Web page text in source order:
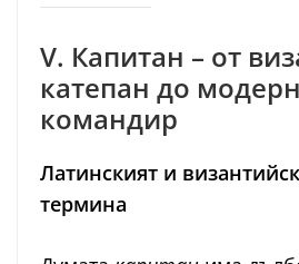
V. Капитан – от
катепан до
командир
Латинският и
термина